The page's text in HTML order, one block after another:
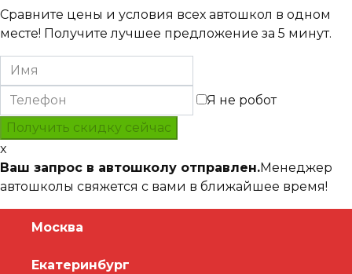
Сравните цены и условия всех автошкол в одном
месте! Получите лучшее предложение за 5 минут.
Я не робот
x
Ваш запрос в автошколу отправлен.Менеджер
автошколы свяжется с вами в ближайшее время!
Москва
Екатеринбург